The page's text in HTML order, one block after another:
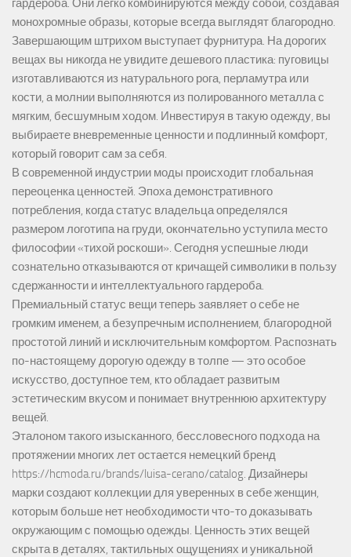
гардероба. Они легко комбинируются между собой, создавая
монохромные образы, которые всегда выглядят благородно.
Завершающим штрихом выступает фурнитура. На дорогих
вещах вы никогда не увидите дешевого пластика: пуговицы
изготавливаются из натурального рога, перламутра или
кости, а молнии выполняются из полированного металла с
мягким, бесшумным ходом. Инвестируя в такую одежду, вы
выбираете вневременные ценности и подлинный комфорт,
который говорит сам за себя.
В современной индустрии моды происходит глобальная
переоценка ценностей. Эпоха демонстративного
потребления, когда статус владельца определялся
размером логотипа на груди, окончательно уступила место
философии «тихой роскоши». Сегодня успешные люди
сознательно отказываются от кричащей символики в пользу
сдержанности и интеллектуального гардероба.
Премиальный статус вещи теперь заявляет о себе не
громким именем, а безупречным исполнением, благородной
простотой линий и исключительным комфортом. Распознать
по-настоящему дорогую одежду в толпе — это особое
искусство, доступное тем, кто обладает развитым
эстетическим вкусом и понимает внутреннюю архитектуру
вещей.
Эталоном такого изысканного, бессловесного подхода на
протяжении многих лет остается немецкий бренд
https://hcmoda.ru/brands/luisa-cerano/catalog. Дизайнеры
марки создают коллекции для уверенных в себе женщин,
которым больше нет необходимости что-то доказывать
окружающим с помощью одежды. Ценность этих вещей
скрыта в деталях, тактильных ощущениях и уникальной